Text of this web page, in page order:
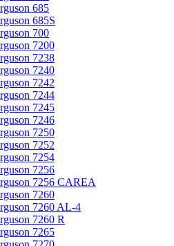
685
685S
700
7200
7238
7240
7242
7244
7245
7246
7250
7252
7254
7256
7256 CAREA
7260
7260 AL-4
7260 R
7265